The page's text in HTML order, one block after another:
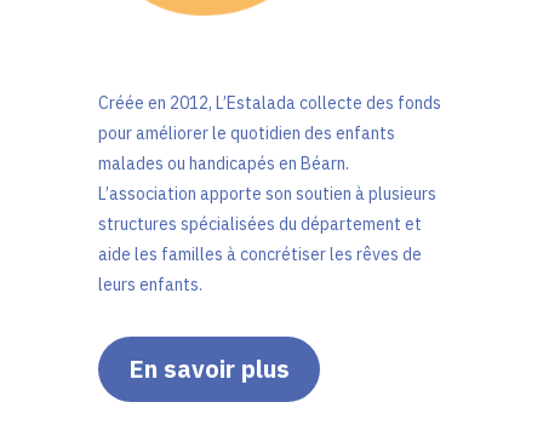
Créée en 2012, L’Estalada collecte des fonds
pour améliorer le quotidien des enfants
malades ou handicapés en Béarn.
L’association apporte son soutien à plusieurs
structures spécialisées du département et
aide les familles à concrétiser les rêves de
leurs enfants.
En savoir plus